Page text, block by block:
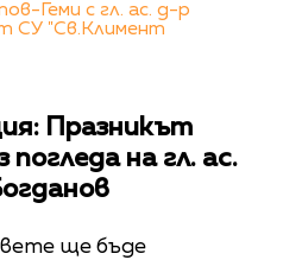
Геми с гл. ас. д-р
СУ "Св.Климент
Празникът
на гл. ас.
ще бъде